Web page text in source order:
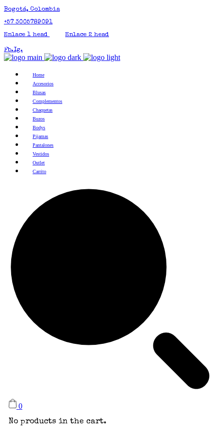
Bogotá, Colombia
+57 3005789091
Enlace 1 head
Enlace 2 head
Fb.Ig.
Home
Accesorios
Blusas
Complementos
Chaquetas
Buzos
Bodys
Pijamas
Pantalones
Vestidos
Outlet
Carrito
0
No products in the cart.